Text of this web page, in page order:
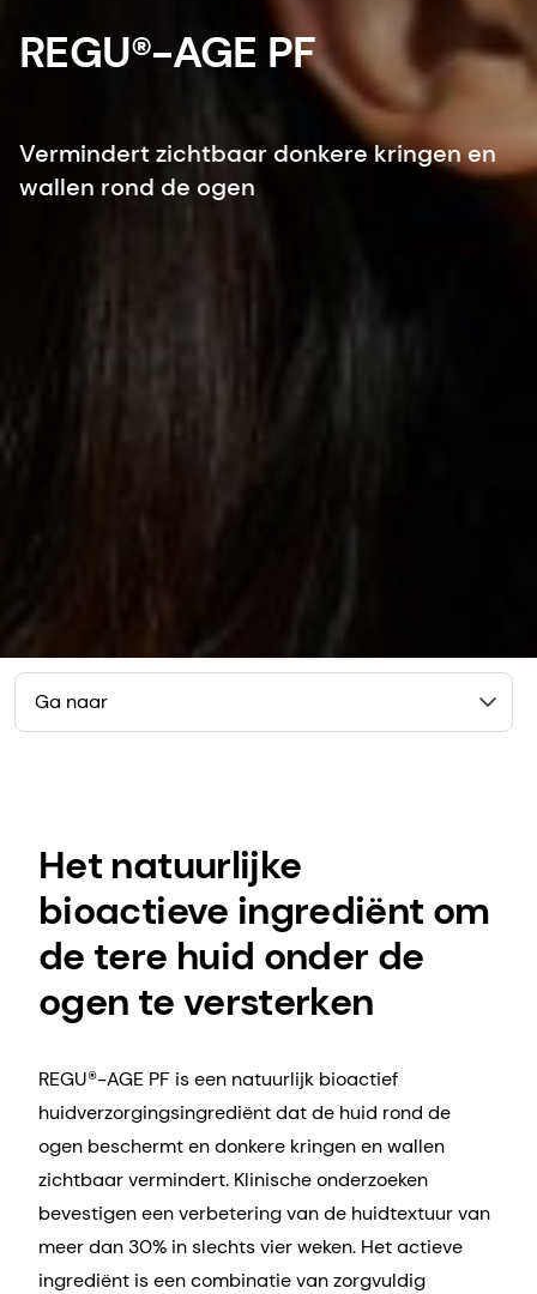
REGU®-AGE PF
Vermindert zichtbaar donkere kringen en
wallen rond de ogen
Ga naar
Het natuurlijke
bioactieve ingrediënt om
de tere huid onder de
ogen te versterken
REGU®-AGE PF is een natuurlijk bioactief
huidverzorgingsingrediënt dat de huid rond de
ogen beschermt en donkere kringen en wallen
zichtbaar vermindert. Klinische onderzoeken
bevestigen een verbetering van de huidtextuur van
meer dan 30% in slechts vier weken. Het actieve
ingrediënt is een combinatie van zorgvuldig